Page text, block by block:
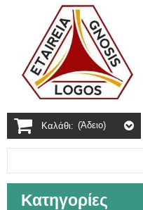
Κατηγορίες
Καλάθι: (άδειο)